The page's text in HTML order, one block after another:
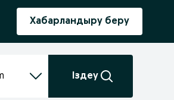
Хабарландыру беру
Іздеу